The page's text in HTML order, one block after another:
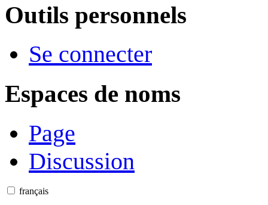
Outils personnels
Se connecter
Espaces de noms
Page
Discussion
français